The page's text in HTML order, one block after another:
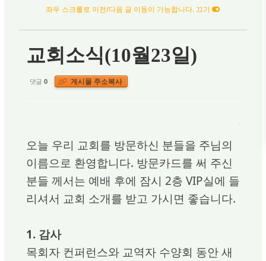
좌우 스크롤로 이전/다음 글 이동이 가능합니다. 끄기
교회소식(10월23일)
댓글 0 게시물 주소복사
오늘 우리 교회를 방문하신 분들을 주님의
이름으로 환영합니다. 방문카드를 써 주신
분들 께서는 예배 후에 잠시 2층 VIP실에 들
리셔서 교회 소개를 받고 가시면 좋습니다.
1. 감사
목회자 컨퍼런스와 교역자 수양회 동안 새